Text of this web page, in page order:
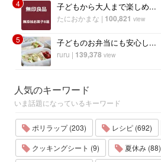
4 子どもから大人まで楽しめ...
たにおかまな | 100,821 view
5 子どものお弁当にも安心し...
ruru | 139,378 view
人気のキーワード
いま話題になっているキーワード
ポリラップ (203) レシピ (692)
クッキングシート (9)
夏休み (88)